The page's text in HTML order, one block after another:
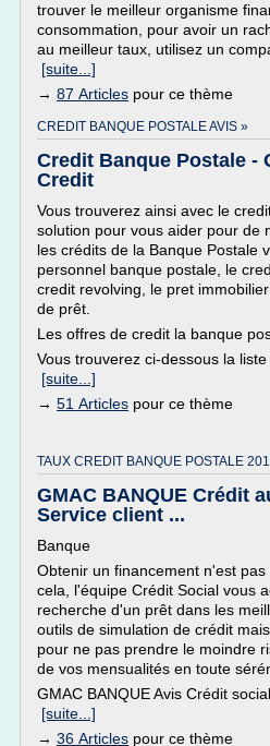
trouver le meilleur organisme
consommation, pour avoir un
au meilleur taux, utilisez un
[suite...]
→ 87 Articles pour ce thème
CREDIT BANQUE POSTALE AVIS »
Credit Banque Postale -
Credit
Vous trouverez ainsi avec le
solution pour vous aider pour de
les crédits de la Banque Postale
personnel banque postale, le
credit revolving, le pret
de prêt.
Les offres de credit la banque
Vous trouverez ci-dessous la liste
[suite...]
→ 51 Articles pour ce thème
TAUX CREDIT BANQUE POSTALE
GMAC BANQUE Crédit
Service client ...
Banque
Obtenir un financement n'est
cela, l'équipe Crédit Social vous
recherche d'un prêt dans les
outils de simulation de crédit
pour ne pas prendre le moindre
de vos mensualités en toute
GMAC BANQUE Avis Crédit
[suite...]
→ 36 Articles pour ce thème